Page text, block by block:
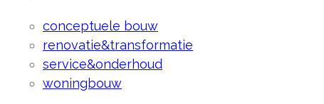
conceptuele bouw
renovatie&transformatie
service&onderhoud
woningbouw